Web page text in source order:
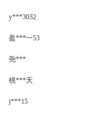
y***3032
盈***一53
尧***
桃***夭
j***15